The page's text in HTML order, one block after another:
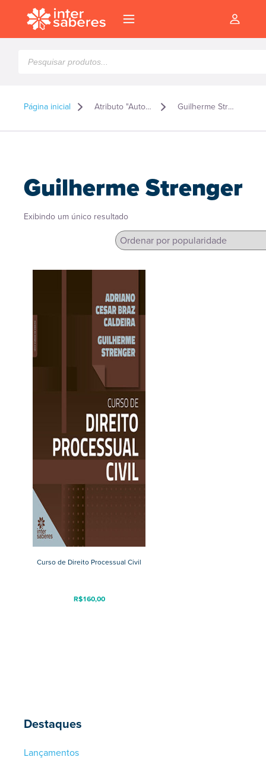
produtos
Página inicial Atributo "Autor" de produto Guilherme Strenger
Destaques
Lançamentos
Guilherme Strenger
Exibindo um único resultado
Curso de Direito Processual Civil
R$160,00